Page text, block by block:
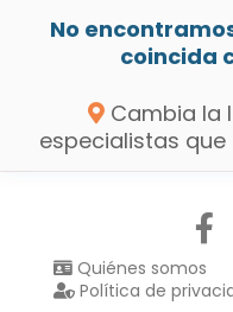
No
coincida
Cambia la
especialistas
Quiénes somos
Política de